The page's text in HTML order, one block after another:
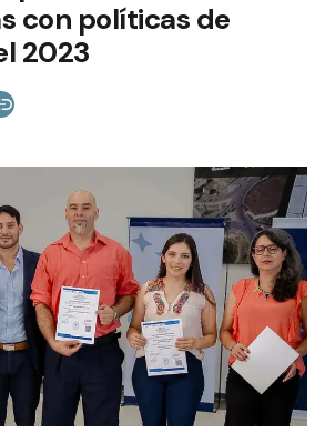
con políticas de
2023